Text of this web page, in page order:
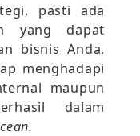
pasti ada
yang dapat
bisnis Anda.
menghadapi
maupun
dalam